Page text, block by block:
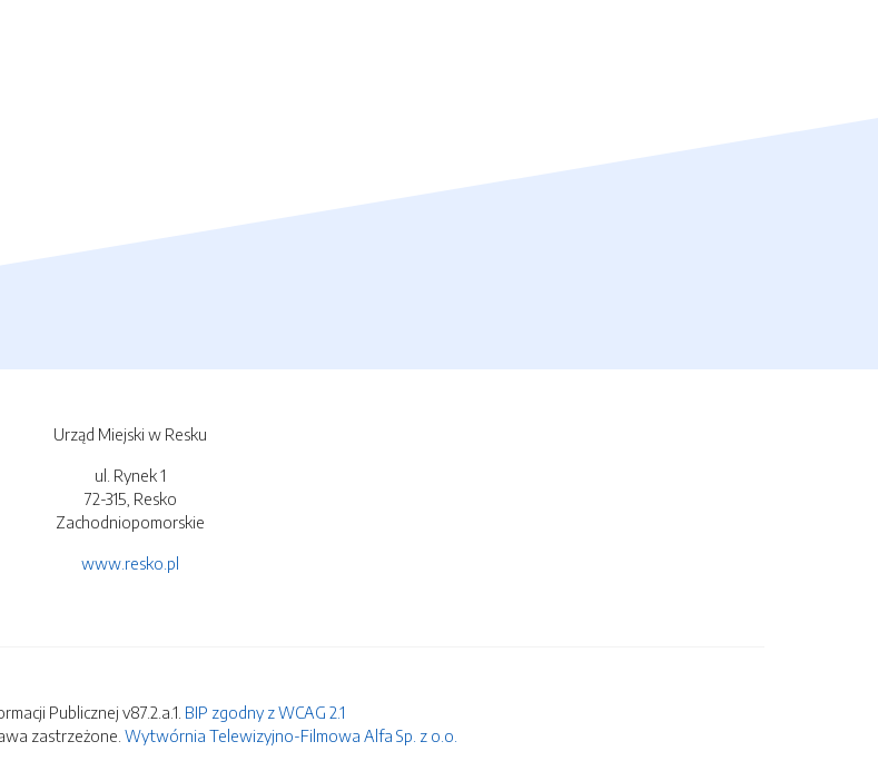
Urząd Miejski w Resku
ul. Rynek 1
72-315, Resko
Zachodniopomorskie
www.resko.pl
Publicznej v87.2.a.1. BIP zgodny z WCAG 2.1
zastrzeżone. Wytwórnia Telewizyjno-Filmowa Alfa Sp. z o.o.